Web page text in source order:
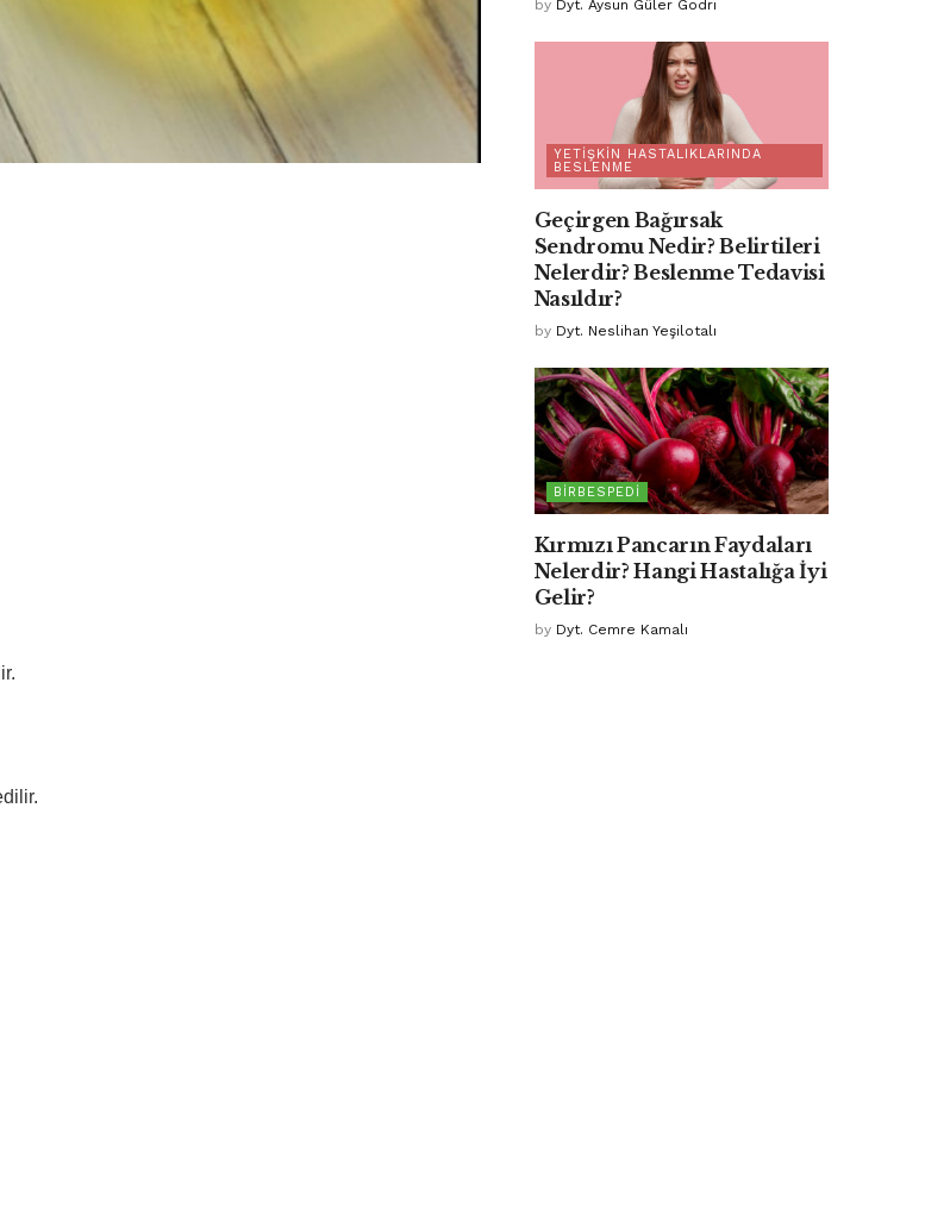
by Dyt. Aysun Güler Godri
YETIŞKIN HASTALIKLARINDA
BESLENME
Geçirgen Bağırsak
Sendromu Nedir? Belirtileri
Nelerdir? Beslenme Tedavisi
Nasıldır?
by Dyt. Neslihan Yeşilotalı
BIRBESPEDI
Kırmızı Pancarın Faydaları
Nelerdir? Hangi Hastalığa İyi
Gelir?
by Dyt. Cemre Kamalı